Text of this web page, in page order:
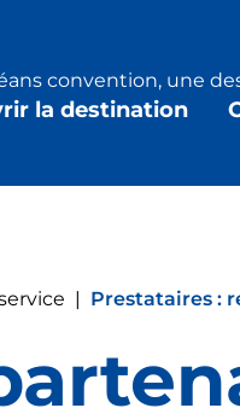
convention, une
la destination
| Prestataires :